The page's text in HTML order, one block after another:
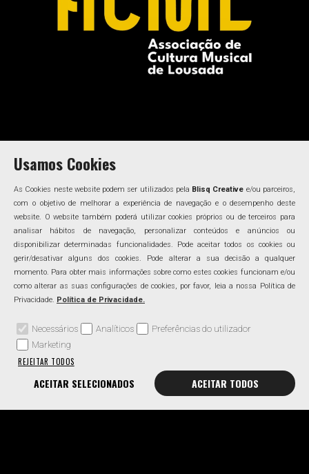
Usamos Cookies
As Cookies neste website podem ser utilizados pela Blisq Creative e/ou parceiros,
com o objetivo de melhorar a experiência de navegação e o desempenho deste
website. O website também poderá utilizar cookies próprios ou de terceiros para
analisar hábitos de navegação, personalizar conteúdos e anúncios ou
disponibilizar determinadas funcionalidades. Pode aceitar todos os cookies ou
gerir/desativar alguns dos cookies. Pode alterar a sua decisão a qualquer
momento. Para obter mais informações sobre como estes cookies funcionam e/ou
como alterar as suas configurações de cookies, por favor, leia a nossa Política de
Privacidade. Política de Privacidade.
Necessários Analíticos
Preferências do utilizador
Marketing
REJEITAR TODOS
ACEITAR SELECIONADOS ACEITAR TODOS